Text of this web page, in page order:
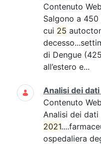
Contenuto Web
Salgono a
cui 25
di Dengue
all’estero e...
Analisi dei
Contenuto Web
Analisi dei dati
2021
ospedaliera